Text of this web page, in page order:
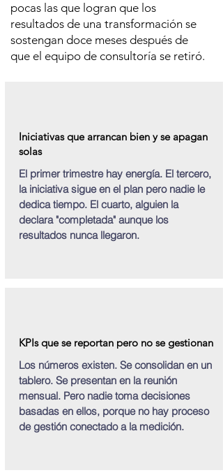
pocas las que logran que los
resultados de una transformación se
sostengan doce meses después de
que el equipo de consultoría se retiró.
Iniciativas que arrancan bien y se apagan
solas
El primer trimestre hay energía. El tercero,
la iniciativa sigue en el plan pero nadie le
dedica tiempo. El cuarto, alguien la
declara "completada" aunque los
resultados nunca llegaron.
KPIs que se reportan pero no se gestionan
Los números existen. Se consolidan en un
tablero. Se presentan en la reunión
mensual. Pero nadie toma decisiones
basadas en ellos, porque no hay proceso
de gestión conectado a la medición.